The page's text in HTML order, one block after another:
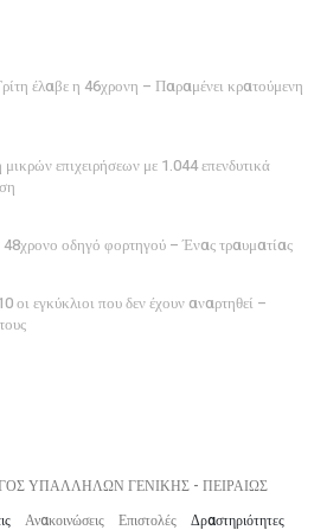
έλαβε η 46χρονη – Παραμένει κρατούμενη
επιχειρήσεων με 1.044 επενδυτικά
οδηγό φορτηγού – Ένας τραυματίας
εγκύκλιοι που δεν έχουν αναρτηθεί –
ΥΠΑΛΛΗΛΩΝ ΓΕΝΙΚΗΣ - ΠΕΙΡΑΙΩΣ
Ανακοινώσεις Επιστολές Δραστηριότητες